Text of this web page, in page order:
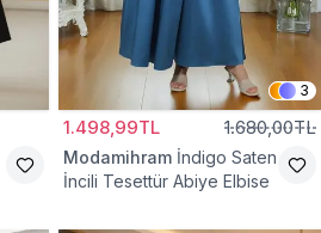
3
1.498,99TL 1.680,00TL
Modamihram İndigo Saten
İncili Tesettür Abiye Elbise